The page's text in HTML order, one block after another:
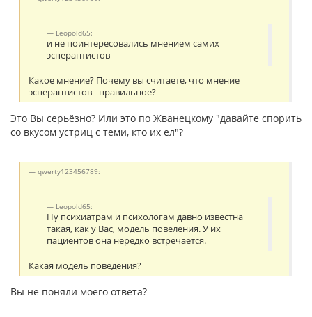
Leopold65:
и не поинтересовались мнением самих
эсперантистов
Какое мнение? Почему вы считаете, что мнение
эсперантистов - правильное?
Это Вы серьёзно? Или это по Жванецкому "давайте спорить
со вкусом устриц с теми, кто их ел"?
qwerty123456789:
Leopold65:
Ну психиатрам и психологам давно известна
такая, как у Вас, модель повеления. У их
пациентов она нередко встречается.
Какая модель поведения?
Вы не поняли моего ответа?